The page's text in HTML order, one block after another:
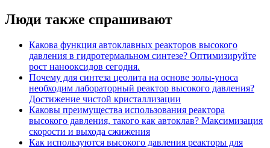
Люди также спрашивают
Какова функция автоклавных реакторов высокого
давления в гидротермальном синтезе? Оптимизируйте
рост нанооксидов сегодня.
Почему для синтеза цеолита на основе золы-уноса
необходим лабораторный реактор высокого давления?
Достижение чистой кристаллизации
Каковы преимущества использования реактора
высокого давления, такого как автоклав? Максимизация
скорости и выхода сжижения
Как используются высокого давления реакторы для